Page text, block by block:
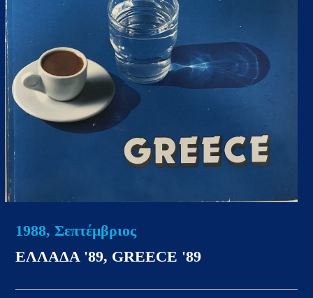
1988, Σεπτέμβριος
ΕΛΛΑΔΑ '89, GREECE '89